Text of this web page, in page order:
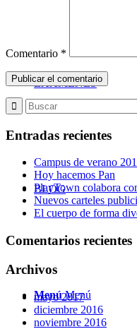
EXÁMENES
BLOG
Menú Menú
Comentario *
Entradas recientes
Campus de verano
Hoy hacemos Pan
PlayTown colabora
Nuevos carteles
El cuerpo de forma
Comentarios recientes
Archivos
mayo 2017
diciembre 2016
noviembre 2016